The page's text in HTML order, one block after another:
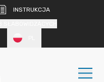
INSTRUKCJA